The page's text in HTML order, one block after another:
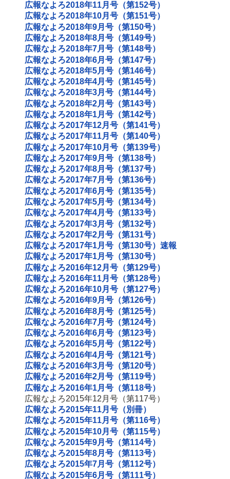
広報なよろ2018年11月号（第152号）
広報なよろ2018年10月号（第151号）
広報なよろ2018年9月号（第150号）
広報なよろ2018年8月号（第149号）
広報なよろ2018年7月号（第148号）
広報なよろ2018年6月号（第147号）
広報なよろ2018年5月号（第146号）
広報なよろ2018年4月号（第145号）
広報なよろ2018年3月号（第144号）
広報なよろ2018年2月号（第143号）
広報なよろ2018年1月号（第142号）
広報なよろ2017年12月号（第141号）
広報なよろ2017年11月号（第140号）
広報なよろ2017年10月号（第139号）
広報なよろ2017年9月号（第138号）
広報なよろ2017年8月号（第137号）
広報なよろ2017年7月号（第136号）
広報なよろ2017年6月号（第135号）
広報なよろ2017年5月号（第134号）
広報なよろ2017年4月号（第133号）
広報なよろ2017年3月号（第132号）
広報なよろ2017年2月号（第131号）
広報なよろ2017年1月号（第130号）速報
広報なよろ2017年1月号（第130号）
広報なよろ2016年12月号（第129号）
広報なよろ2016年11月号（第128号）
広報なよろ2016年10月号（第127号）
広報なよろ2016年9月号（第126号）
広報なよろ2016年8月号（第125号）
広報なよろ2016年7月号（第124号）
広報なよろ2016年6月号（第123号）
広報なよろ2016年5月号（第122号）
広報なよろ2016年4月号（第121号）
広報なよろ2016年3月号（第120号）
広報なよろ2016年2月号（第119号）
広報なよろ2016年1月号（第118号）
広報なよろ2015年12月号（第117号）
広報なよろ2015年11月号（別冊）
広報なよろ2015年11月号（第116号）
広報なよろ2015年10月号（第115号）
広報なよろ2015年9月号（第114号）
広報なよろ2015年8月号（第113号）
広報なよろ2015年7月号（第112号）
広報なよろ2015年6月号（第111号）